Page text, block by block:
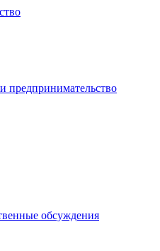
предпринимательство
обсуждения